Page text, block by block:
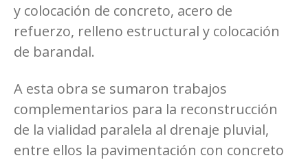
y colocación de concreto, acero de
refuerzo, relleno estructural y colocación
de barandal.
A esta obra se sumaron trabajos
complementarios para la reconstrucción
de la vialidad paralela al drenaje pluvial,
entre ellos la pavimentación con concreto